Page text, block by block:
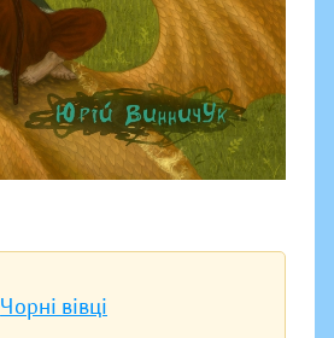
Чорні вівці